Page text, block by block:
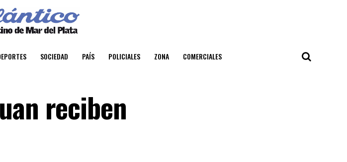
SOCIEDAD PAÍS POLICIALES ZONA COMERCIALES
reciben